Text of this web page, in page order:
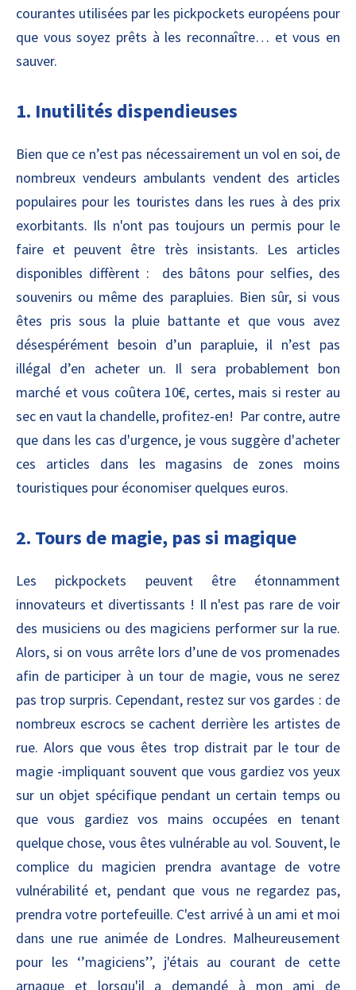
courantes utilisées par les pickpockets européens pour
que vous soyez prêts à les reconnaître… et vous en
sauver.
1. Inutilités dispendieuses
Bien que ce n’est pas nécessairement un vol en soi, de
nombreux vendeurs ambulants vendent des articles
populaires pour les touristes dans les rues à des prix
exorbitants. Ils n'ont pas toujours un permis pour le
faire et peuvent être très insistants. Les articles
disponibles diffèrent : des bâtons pour selfies, des
souvenirs ou même des parapluies. Bien sûr, si vous
êtes pris sous la pluie battante et que vous avez
désespérément besoin d’un parapluie, il n’est pas
illégal d’en acheter un. Il sera probablement bon
marché et vous coûtera 10€, certes, mais si rester au
sec en vaut la chandelle, profitez-en! Par contre, autre
que dans les cas d'urgence, je vous suggère d'acheter
ces articles dans les magasins de zones moins
touristiques pour économiser quelques euros.
2. Tours de magie, pas si magique
Les pickpockets peuvent être étonnamment
innovateurs et divertissants ! Il n'est pas rare de voir
des musiciens ou des magiciens performer sur la rue.
Alors, si on vous arrête lors d’une de vos promenades
afin de participer à un tour de magie, vous ne serez
pas trop surpris. Cependant, restez sur vos gardes : de
nombreux escrocs se cachent derrière les artistes de
rue. Alors que vous êtes trop distrait par le tour de
magie -impliquant souvent que vous gardiez vos yeux
sur un objet spécifique pendant un certain temps ou
que vous gardiez vos mains occupées en tenant
quelque chose, vous êtes vulnérable au vol. Souvent, le
complice du magicien prendra avantage de votre
vulnérabilité et, pendant que vous ne regardez pas,
prendra votre portefeuille. C'est arrivé à un ami et moi
dans une rue animée de Londres. Malheureusement
pour les ‘’magiciens’’, j'étais au courant de cette
arnaque et lorsqu'il a demandé à mon ami de